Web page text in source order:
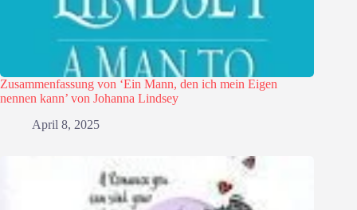
Zusammenfassung von ‘Ein Mann, den ich mein Eigen
nennen kann’ von Johanna Lindsey
April 8, 2025